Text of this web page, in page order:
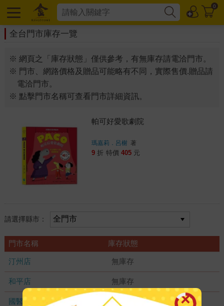
0
全台門市庫存一覽
※ 網頁之「庫存狀態」僅供參考，有無庫存請電洽門市。
※ 門市、網路價格及贈品可能略有不同，實際售價.贈品請
電洽門市。
※ 點擊門市名稱可查看門市詳細資訊。
帕可好愛歌劇院
瑪嘉莉．呂榭 著
9 折 特價 405 元
請選擇縣市：
門市名稱 庫存狀態
汀州店 無庫存
和平店 無庫存
國醫加盟店 無庫存